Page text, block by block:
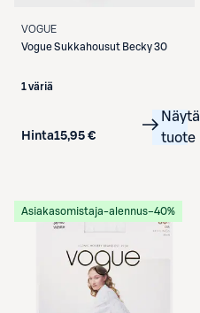
VOGUE
VogueSukkahousut Becky 30
1 väriä
Hinta15,95 €
Näytä
tuote
Asiakasomistaja-alennus−40%